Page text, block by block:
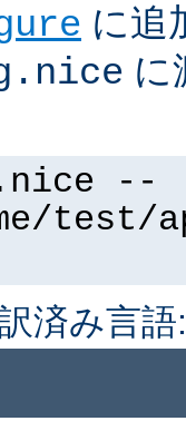
に追
に
--
test/
済み言